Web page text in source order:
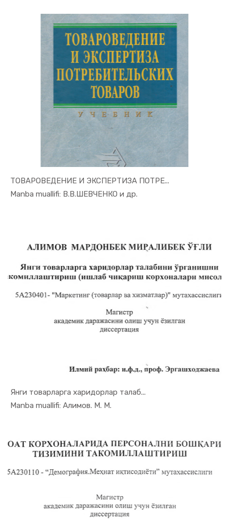
ТОВАРОВЕДЕНИЕ И ЭКСПЕРТИЗА ПОТРЕ...
Manba muallifi: В.В.ШЕВЧЕНКО и др.
In Marketi...
Янги товарларга харидорлар талаб...
Manba muallifi: Алимов. М. М.
In Marketi...